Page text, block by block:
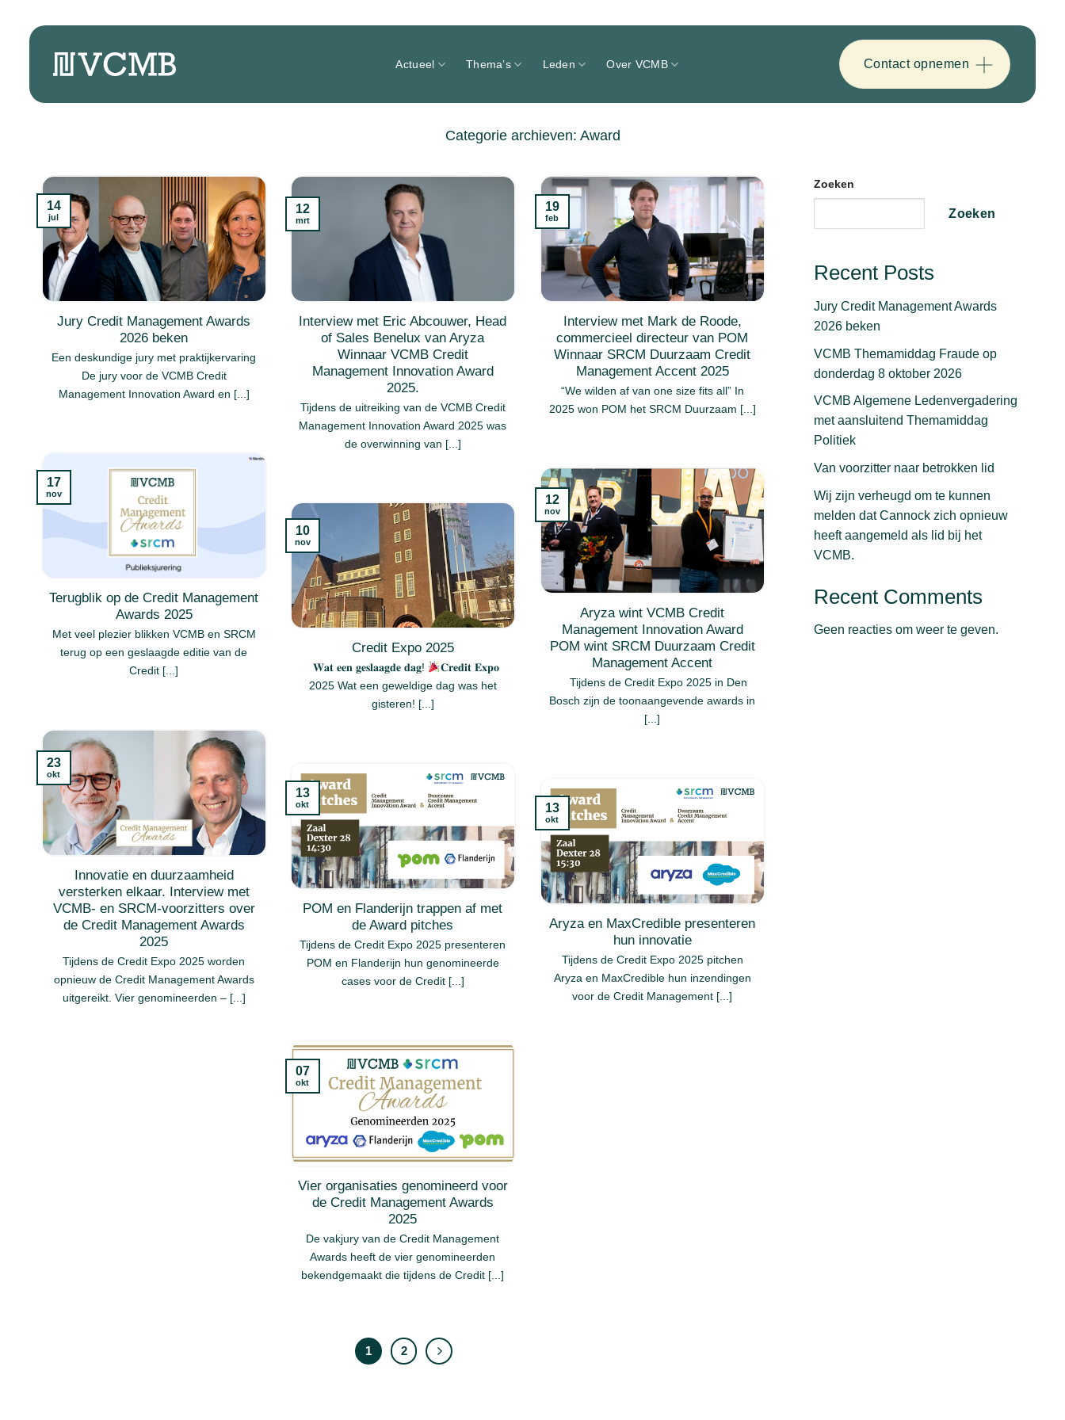
Actueel Thema’s Leden Over VCMB Contact opnemen
Categorie archieven: Award
Jury Credit Management Awards
2026 beken
Een deskundige jury met praktijkervaring
De jury voor de VCMB Credit
Management Innovation Award en [...]
14
jul
Interview met Eric Abcouwer, Head
of Sales Benelux van Aryza
Winnaar VCMB Credit
Management Innovation Award
2025.
Tijdens de uitreiking van de VCMB Credit
Management Innovation Award 2025 was
de overwinning van [...]
12
mrt
Interview met Mark de Roode,
commercieel directeur van POM
Winnaar SRCM Duurzaam Credit
Management Accent 2025
“We wilden af van one size fits all” In
2025 won POM het SRCM Duurzaam [...]
19
feb
Terugblik op de Credit Management
Awards 2025
Met veel plezier blikken VCMB en SRCM
terug op een geslaagde editie van de
Credit [...]
17
nov
Aryza wint VCMB Credit
Management Innovation Award
POM wint SRCM Duurzaam Credit
Management Accent
Tijdens de Credit Expo 2025 in Den
Bosch zijn de toonaangevende awards in
[...]
12
nov
Credit Expo 2025
𝐖𝐚𝐭 𝐞𝐞𝐧 𝐠𝐞𝐬𝐥𝐚𝐚𝐠𝐝𝐞 𝐝𝐚𝐠!
𝐂𝐫𝐞𝐝𝐢𝐭 𝐄𝐱𝐩𝐨
2025 Wat een geweldige dag was het
gisteren! [...]
10
nov
Innovatie en duurzaamheid
versterken elkaar. Interview met
VCMB- en SRCM-voorzitters over
de Credit Management Awards
2025
Tijdens de Credit Expo 2025 worden
opnieuw de Credit Management Awards
uitgereikt. Vier genomineerden – [...]
23
okt
POM en Flanderijn trappen af met
de Award pitches
Tijdens de Credit Expo 2025 presenteren
POM en Flanderijn hun genomineerde
cases voor de Credit [...]
13
okt
Aryza en MaxCredible presenteren
hun innovatie
Tijdens de Credit Expo 2025 pitchen
Aryza en MaxCredible hun inzendingen
voor de Credit Management [...]
13
okt
Vier organisaties genomineerd voor
de Credit Management Awards
2025
De vakjury van de Credit Management
Awards heeft de vier genomineerden
bekendgemaakt die tijdens de Credit [...]
07
okt
1 2
Zoeken
Zoeken
Recent Posts
Jury Credit Management Awards
2026 beken
VCMB Themamiddag Fraude op
donderdag 8 oktober 2026
VCMB Algemene Ledenvergadering
met aansluitend Themamiddag
Politiek
Van voorzitter naar betrokken lid
Wij zijn verheugd om te kunnen
melden dat Cannock zich opnieuw
heeft aangemeld als lid bij het
VCMB.
Recent Comments
Geen reacties om weer te geven.